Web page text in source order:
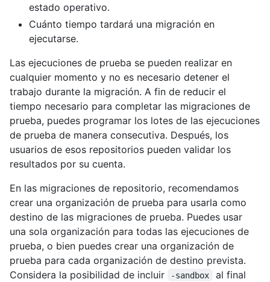
estado operativo.
Cuánto tiempo tardará una migración en
ejecutarse.
Las ejecuciones de prueba se pueden realizar en
cualquier momento y no es necesario detener el
trabajo durante la migración. A fin de reducir el
tiempo necesario para completar las migraciones de
prueba, puedes programar los lotes de las ejecuciones
de prueba de manera consecutiva. Después, los
usuarios de esos repositorios pueden validar los
resultados por su cuenta.
En las migraciones de repositorio, recomendamos
crear una organización de prueba para usarla como
destino de las migraciones de prueba. Puedes usar
una sola organización para todas las ejecuciones de
prueba, o bien puedes crear una organización de
prueba para cada organización de destino prevista.
Considera la posibilidad de incluir
-sandbox
al final